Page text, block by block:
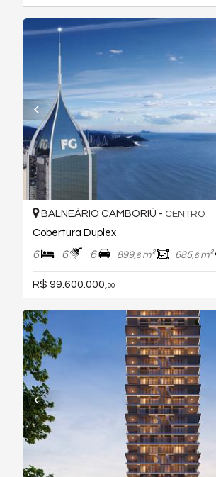
BALNEÁRIO CAMBORIÚ - CENTRO
Cobertura Duplex
6 6 6 899,8m² 685,6m²
R$ 99.600.000, 00